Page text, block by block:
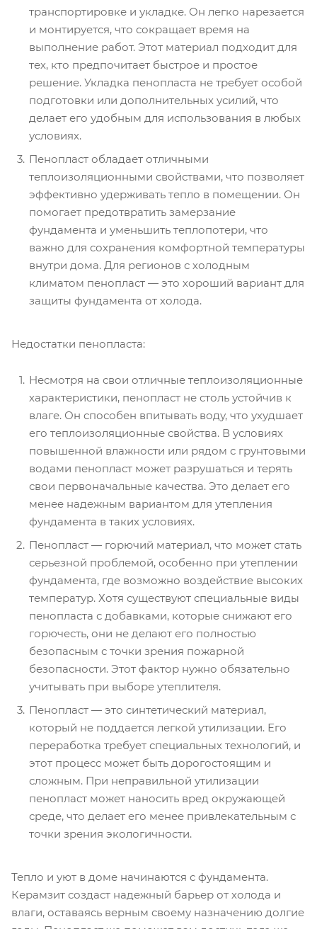
транспортировке и укладке. Он легко нарезается
и монтируется, что сокращает время на
выполнение работ. Этот материал подходит для
тех, кто предпочитает быстрое и простое
решение. Укладка пенопласта не требует особой
подготовки или дополнительных усилий, что
делает его удобным для использования в любых
условиях.
Пенопласт обладает отличными
теплоизоляционными свойствами, что позволяет
эффективно удерживать тепло в помещении. Он
помогает предотвратить замерзание
фундамента и уменьшить теплопотери, что
важно для сохранения комфортной температуры
внутри дома. Для регионов с холодным
климатом пенопласт — это хороший вариант для
защиты фундамента от холода.
Недостатки пенопласта:
Несмотря на свои отличные теплоизоляционные
характеристики, пенопласт не столь устойчив к
влаге. Он способен впитывать воду, что ухудшает
его теплоизоляционные свойства. В условиях
повышенной влажности или рядом с грунтовыми
водами пенопласт может разрушаться и терять
свои первоначальные качества. Это делает его
менее надежным вариантом для утепления
фундамента в таких условиях.
Пенопласт — горючий материал, что может стать
серьезной проблемой, особенно при утеплении
фундамента, где возможно воздействие высоких
температур. Хотя существуют специальные виды
пенопласта с добавками, которые снижают его
горючесть, они не делают его полностью
безопасным с точки зрения пожарной
безопасности. Этот фактор нужно обязательно
учитывать при выборе утеплителя.
Пенопласт — это синтетический материал,
который не поддается легкой утилизации. Его
переработка требует специальных технологий, и
этот процесс может быть дорогостоящим и
сложным. При неправильной утилизации
пенопласт может наносить вред окружающей
среде, что делает его менее привлекательным с
точки зрения экологичности.
Тепло и уют в доме начинаются с фундамента.
Керамзит создаст надежный барьер от холода и
влаги, оставаясь верным своему назначению долгие